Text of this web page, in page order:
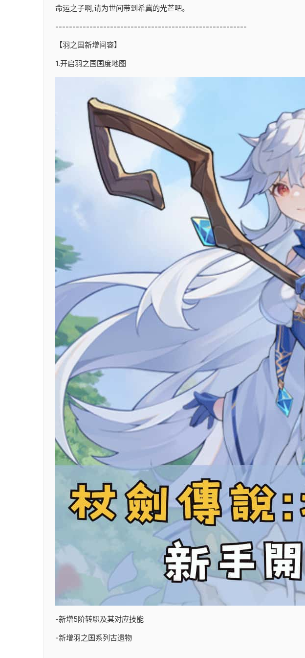
命运之子啊,请为世间带到希冀的光芒吧。
--------------------------------------------------------
【羽之国新增间容】
1.开启羽之国国度地图
-新增5阶转职及其对应技能
-新增羽之国系列古遗物